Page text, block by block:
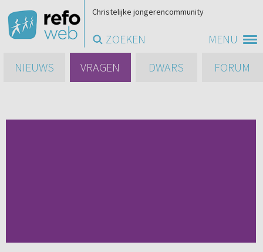
MENU
Christelijke jongerencommunity
ZOEKEN
NIEUWS
VRAGEN DWARS FORUM